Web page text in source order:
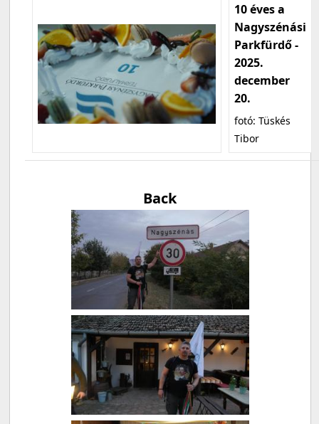
10 éves a
Nagyszénási
Parkfürdő -
2025.
december
20.
fotó: Tüskés
Tibor
Back